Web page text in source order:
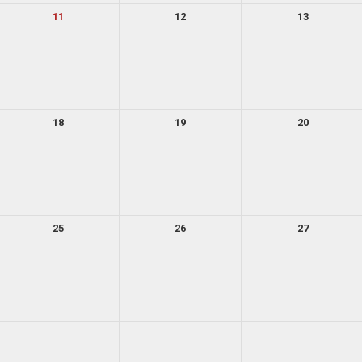
11 12 13
18 19 20
25 26 27